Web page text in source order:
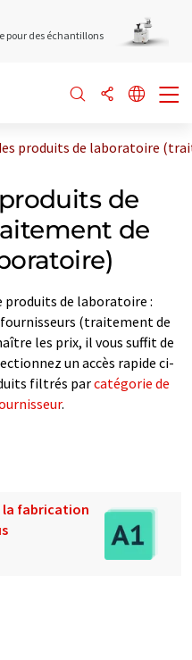
pour des échantillons
produits de laboratoire
de
de
produits de laboratoire :
(traitement de
les prix, il vous suffit de
un accès rapide ci-
filtrés parcatégorie de
.
la fabrication